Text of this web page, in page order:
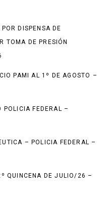
DISPENSA DE
TOMA DE PRESIÓN
PAMI AL 1º DE AGOSTO –
POLICIA FEDERAL –
– POLICIA FEDERAL –
QUINCENA DE JULIO/26 –